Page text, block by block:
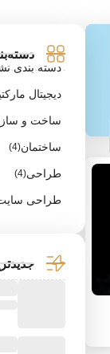
دسته بندی
دیجیتال
ساخت و ساز
ساختمان(4)
طراحی(4)
طراحی